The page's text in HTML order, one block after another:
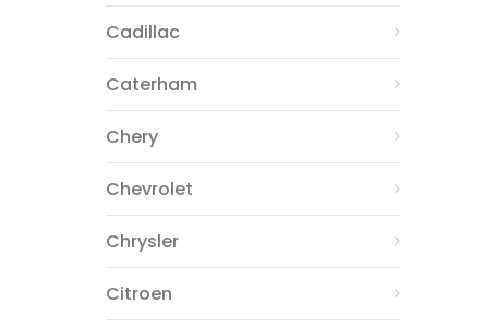
Cadillac
Caterham
Chery
Chevrolet
Chrysler
Citroen